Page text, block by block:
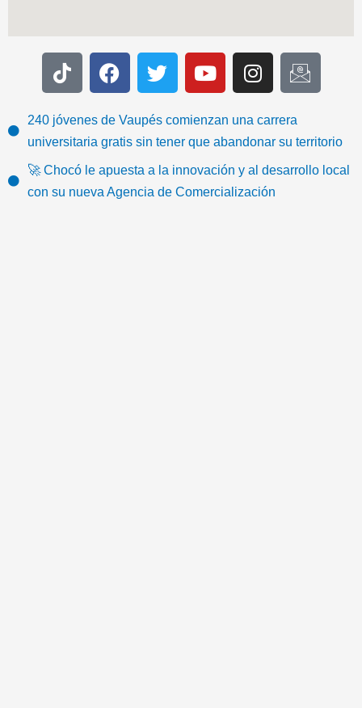
T
i
t
o
k
F
a
e
b
o
o
k
T
w
t
t
e
Y
o
t
u
b
I
n
t
a
g
a
I
c
-
e
240 jóvenes de Vaupés comienzan una carrera
universitaria gratis sin tener que abandonar su territorio
🚀 Chocó le apuesta a la innovación y al desarrollo local
con su nueva Agencia de Comercialización